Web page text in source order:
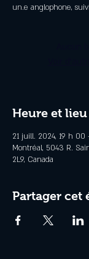
un.e anglophone,
Heure et lieu
21 juill. 2024, 19 h
Montréal, 5043 R.
2L9, Canada
Partager cet